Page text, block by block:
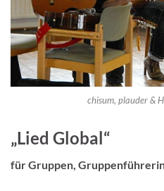
chisum, plauder &
„Lied Global“
für Gruppen,